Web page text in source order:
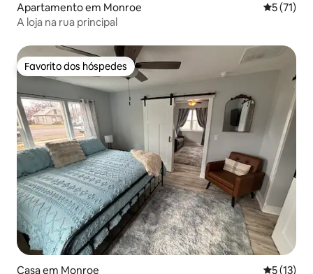
Apartamento em Monroe
5 (71)
A loja na rua principal
Favorito dos hóspedes
Favorito dos hóspedes
Casa em Monroe 5 (13)